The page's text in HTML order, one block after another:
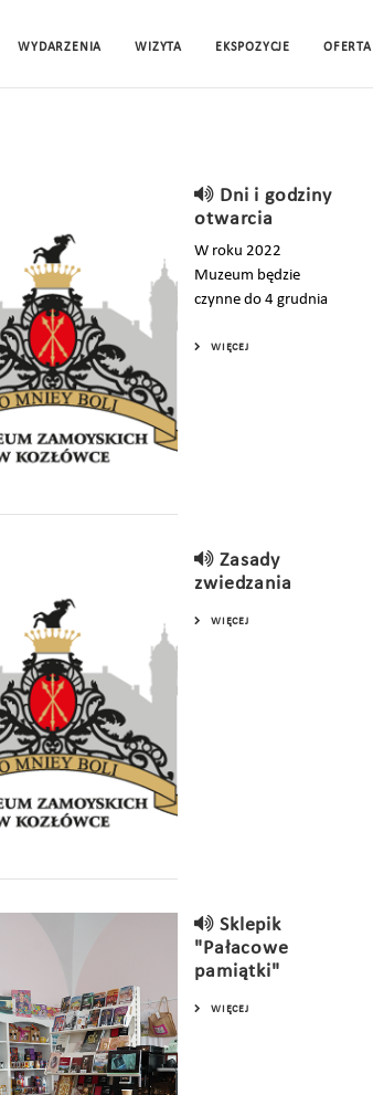
WYDARZENIA WIZYTA EKSPOZYCJE OFERTA
Dni i godziny
otwarcia
W roku 2022
Muzeum będzie
czynne do 4 grudnia
WIĘCEJ
Zasady
zwiedzania
WIĘCEJ
Sklepik
"Pałacowe
pamiątki"
WIĘCEJ